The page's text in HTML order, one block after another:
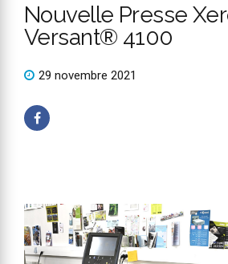
Nouvelle Presse
Versant® 4100
29 novembre 2021